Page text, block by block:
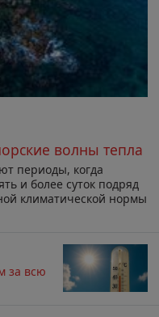
волны тепла
периоды, когда
и более суток подряд
климатической нормы
за всю